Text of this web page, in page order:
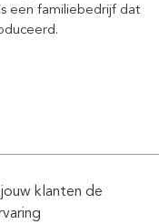
een familiebedrijf dat
klanten de